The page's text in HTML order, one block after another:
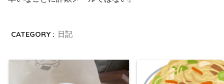
CATEGORY : 日記